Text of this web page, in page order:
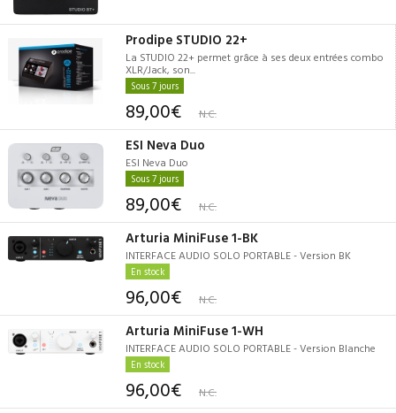
Prodipe STUDIO 22+
La STUDIO 22+ permet grâce à ses deux entrées combo
XLR/Jack, son...
Sous 7 jours
89,00€ N.C.
ESI Neva Duo
ESI Neva Duo
Sous 7 jours
89,00€ N.C.
Arturia MiniFuse 1-BK
INTERFACE AUDIO SOLO PORTABLE - Version BK
En stock
96,00€ N.C.
Arturia MiniFuse 1-WH
INTERFACE AUDIO SOLO PORTABLE - Version Blanche
En stock
96,00€ N.C.